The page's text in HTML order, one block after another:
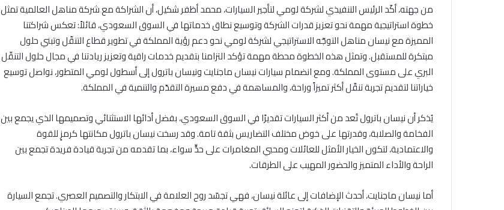
من جهته، أكّد الرئيس التنفيذي لشركة لومي لتأجير السيارات، محمد أظفر شكيل، أن الشراكة مع شركة مناهل العالمية تمثل
خطوة استراتيجية مهمة نحو تعزيز قدرات الشركة وتوسيع نطاق خدماتها في السوق السعودي، قائلاً: تعكس شراكتنا
المميزة مع نيسان مناهل التوجّه الاستراتيجي لشركة لومي نحو دعم رؤية المملكة في تطوير قطاع التنقّل وتبني حلول
مبتكرة للمستقبل. وتمثل هذه الخطوة محطة مهمة تؤكد التزامنا بتقديم خدمات راقية وتعزيز ريادتنا في مجال حلول التنقّل
البري على مستوى المملكة. ومع انضمام سيارات نيسان ماجنايت ونيسان باترول إلى أسطول لومي المتطور، نواصل توسيع
خياراتنا لتقديم تجربة تنقّل أكثر تميزاً وراحة، والمساهمة في دفع مسيرة التقدّم والتنمية في المملكة.
يُذكر أن نيسان باترول تُعد من أكثر السيارات تقديرًا في السوق السعودي، بفضل أدائها الاستثنائي وتصميمها الذي يجمع بين
الفخامة والصلابة، وقدرتها على خوض مختلف التضاريس بثقة تامة. وقد رسخت نيسان باترول مكانتها كرمزٍ للقوة
والاعتمادية، لتكون الخيار الأمثل للعائلات ومحبي المغامرات على حدٍّ سواء، بما تقدمه من تجربة قيادة فريدة تجمع بين
الراحة والأداء المتميز والحضور المهيب على الطرقات.
أما نيسان ماجنايت، أحدث الإضافات إلى عائلة نيسان، فهي تجسّد روح العلامة في الابتكار والتصميم العصري. تجمع السيارة